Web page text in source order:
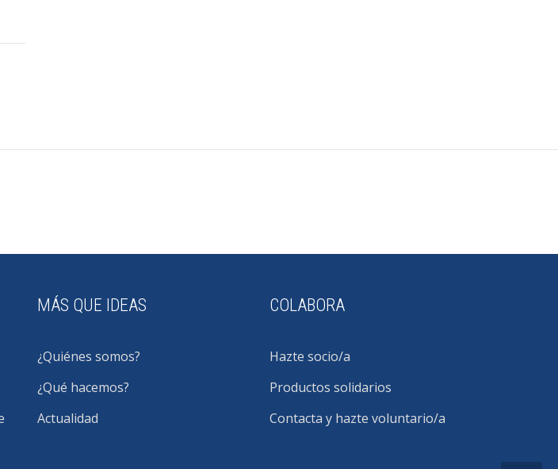
MÁS QUE IDEAS
¿Quiénes somos?
¿Qué hacemos?
Actualidad
COLABORA
Hazte socio/a
Productos solidarios
Contacta y hazte voluntario/a